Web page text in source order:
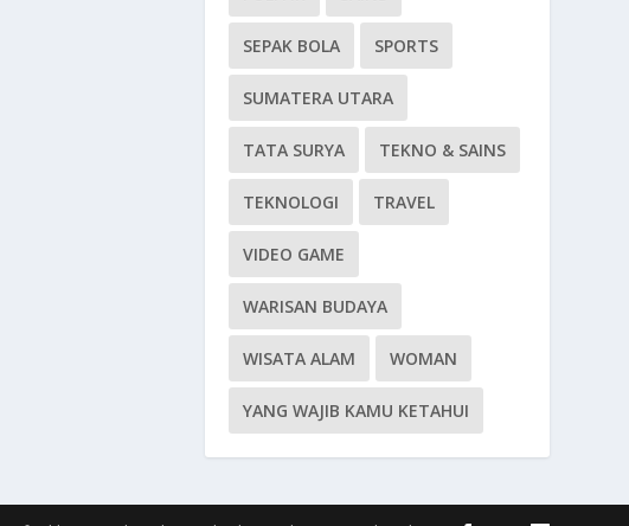
SEPAK BOLA SPORTS
SUMATERA UTARA
TATA SURYA TEKNO & SAINS
TEKNOLOGI TRAVEL
VIDEO GAME
WARISAN BUDAYA
WISATA ALAM WOMAN
YANG WAJIB KAMU KETAHUI